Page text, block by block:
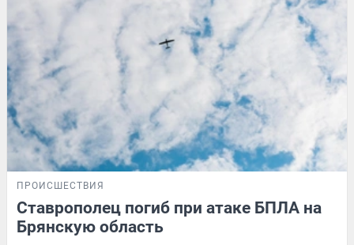
ПРОИСШЕСТВИЯ
Ставрополец погиб при атаке БПЛА на
Брянскую область